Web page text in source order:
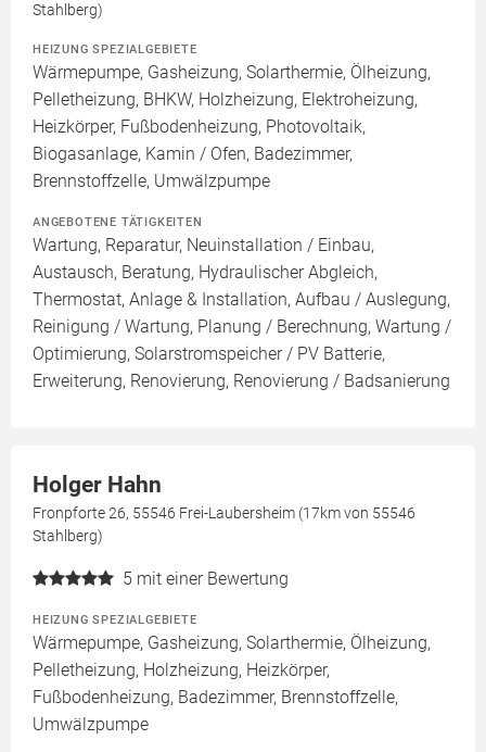
Stahlberg)
HEIZUNG SPEZIALGEBIETE
Wärmepumpe, Gasheizung, Solarthermie, Ölheizung,
Pelletheizung, BHKW, Holzheizung, Elektroheizung,
Heizkörper, Fußbodenheizung, Photovoltaik,
Biogasanlage, Kamin / Ofen, Badezimmer,
Brennstoffzelle, Umwälzpumpe
ANGEBOTENE TÄTIGKEITEN
Wartung, Reparatur, Neuinstallation / Einbau,
Austausch, Beratung, Hydraulischer Abgleich,
Thermostat, Anlage & Installation, Aufbau / Auslegung,
Reinigung / Wartung, Planung / Berechnung, Wartung /
Optimierung, Solarstromspeicher / PV Batterie,
Erweiterung, Renovierung, Renovierung / Badsanierung
Holger Hahn
Fronpforte 26, 55546 Frei-Laubersheim (17km von 55546
Stahlberg)
5 mit einer Bewertung
HEIZUNG SPEZIALGEBIETE
Wärmepumpe, Gasheizung, Solarthermie, Ölheizung,
Pelletheizung, Holzheizung, Heizkörper,
Fußbodenheizung, Badezimmer, Brennstoffzelle,
Umwälzpumpe